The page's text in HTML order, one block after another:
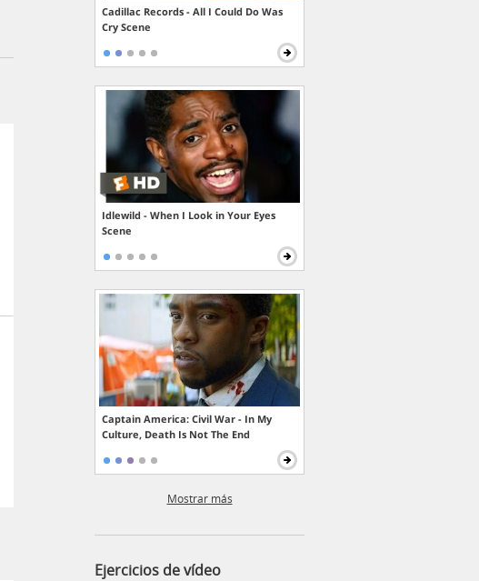
Cadillac Records - All I Could Do Was
Cry Scene
Idlewild - When I Look in Your Eyes
Scene
Captain America: Civil War - In My
Culture, Death Is Not The End
Mostrar más
Ejercicios de vídeo